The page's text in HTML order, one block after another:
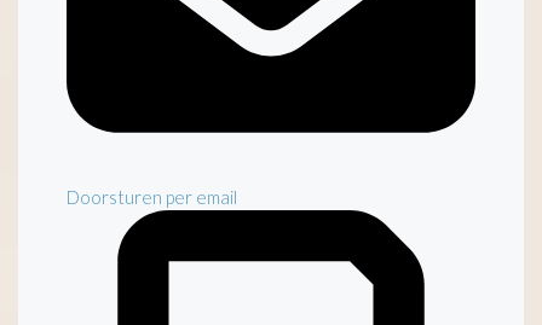
Doorsturen per email